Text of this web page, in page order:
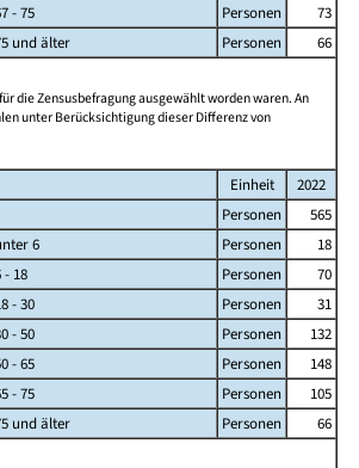
- 75
Personen
73
und älter
Personen
66
die Zensusbefragung ausgewählt worden waren. An
unter Berücksichtigung dieser Differenz von
Einheit
2022
Personen
565
6 Personen
18
- 18
Personen
70
- 30
Personen
31
- 50
Personen
132
- 65
Personen
148
- 75
Personen
105
und älter
Personen
66